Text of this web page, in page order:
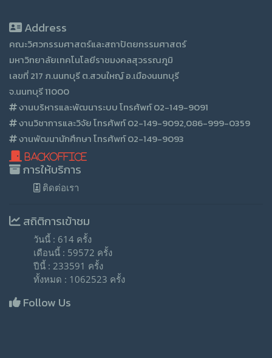
Address
คณะวิศวกรรมศาสตร์และสถาปัตยกรรมศาสตร์
มหาวิทยาลัยเทคโนโลยีราชมงคลสุวรรณภูมิ
เลขที่ 217 ภ.นนทบุรี ต.สวนใหญ์ อ.เมืองนนทบุรี
จ.นนทบุรี 11000
งานบริหารและพัฒนาระบบ โทรศัพท์ 02-149-9091
งานวิชาการและวิจัย โทรศัพท์ 02-149-9092,086-999-0359
งานพัฒนานักศึกษา โทรศัพท์ 02-149-9093
BackOffice
การให้บริการ
ติดต่อเรา
สถิติการเข้าชม
วันนี้ : 614 ครั้ง
เดือนนี้ : 59572 ครั้ง
ปีนี้ : 233591 ครั้ง
ทั้งหมด : 1062523 ครั้ง
Follow Us